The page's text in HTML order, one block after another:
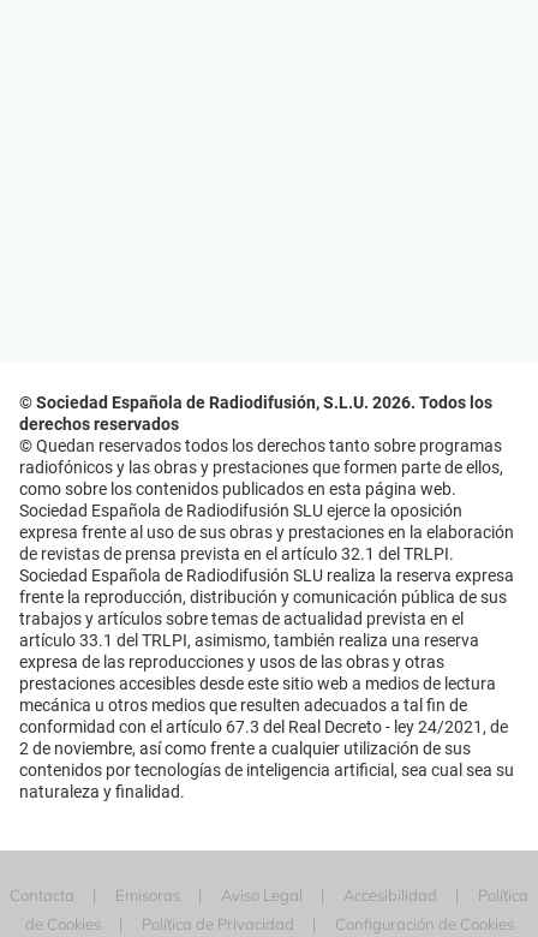
© Sociedad Española de Radiodifusión, S.L.U. 2026. Todos los
derechos reservados
© Quedan reservados todos los derechos tanto sobre programas
radiofónicos y las obras y prestaciones que formen parte de ellos,
como sobre los contenidos publicados en esta página web.
Sociedad Española de Radiodifusión SLU ejerce la oposición
expresa frente al uso de sus obras y prestaciones en la elaboración
de revistas de prensa prevista en el artículo 32.1 del TRLPI.
Sociedad Española de Radiodifusión SLU realiza la reserva expresa
frente la reproducción, distribución y comunicación pública de sus
trabajos y artículos sobre temas de actualidad prevista en el
artículo 33.1 del TRLPI, asimismo, también realiza una reserva
expresa de las reproducciones y usos de las obras y otras
prestaciones accesibles desde este sitio web a medios de lectura
mecánica u otros medios que resulten adecuados a tal fin de
conformidad con el artículo 67.3 del Real Decreto - ley 24/2021, de
2 de noviembre, así como frente a cualquier utilización de sus
contenidos por tecnologías de inteligencia artificial, sea cual sea su
naturaleza y finalidad.
Contacta Emisoras Aviso Legal Accesibilidad
Política
de Cookies
Política de Privacidad Configuración de Cookies